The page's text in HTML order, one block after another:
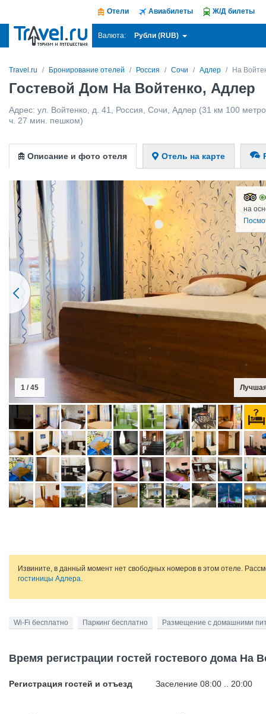
Отели Авиабилеты Ж/Д билеты
Валюта: Рубли (RUB)
Travel.ru Бронирование отелей Россия Сочи Адлер На
Гостевой Дом На Войтенко, Адлер
Адрес: ул. Войтенко, д. 41 Россия Сочи Адлер (31 км 100
ч. 27 мин. пешком)
Описание и фото отеля Отель на карте
на
2 / 45
Извините, в данный момент нет свободных номеров в этом отеле.
гостиницы Адлера.
Wi-Fi бесплатно Паркинг бесплатно Размещение с домашними
Время регистрации гостей гостевого дома На
Регистрация гостей и отъезд Заселение 08:00 .. 20:00